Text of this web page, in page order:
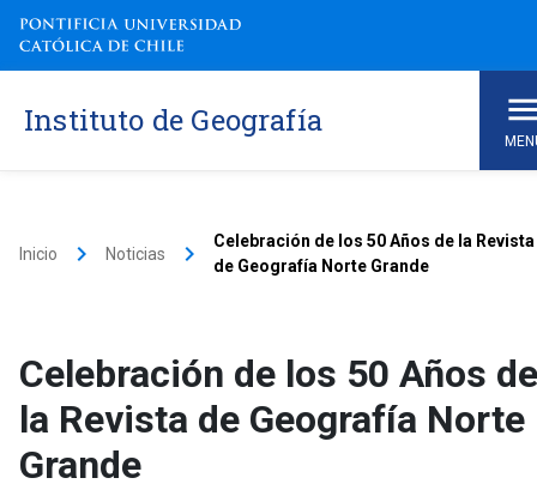
Instituto de Geografía
Inicio keyboard_arrow_right Noticias keyboard_arrow_right
Celebración de los 50 Años de la Revista
de Geografía Norte Grande
Celebración de los 50 Años de
la Revista de Geografía Norte
Grande